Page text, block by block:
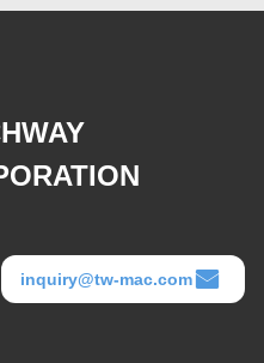
inquiry@tw-mac.com